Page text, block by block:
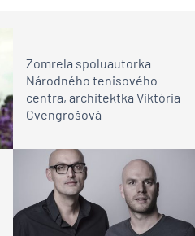
Zomrela spoluautorka
Národného tenisového
centra, architektka Viktória
Cvengrošová